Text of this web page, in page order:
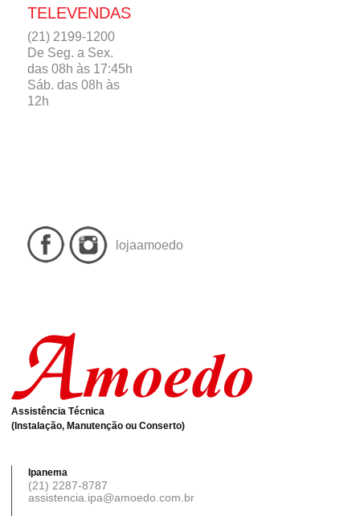
TELEVENDAS
(21) 2199-1200
De Seg. a Sex.
das 08h às 17:45h
Sáb. das 08h às
12h
lojaamoedo
Assistência Técnica
(Instalação, Manutenção ou Conserto)
Ipanema
(21) 2287-8787
assistencia.ipa@amoedo.com.br